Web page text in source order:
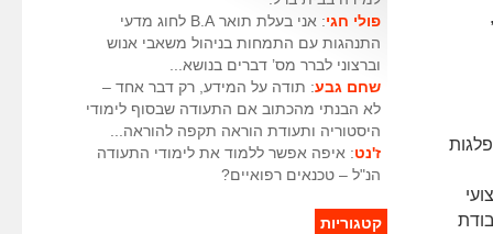
פולי חגי
: אני בעלת תואר B.A לחוג מדעי
התנהגות עם התמחות בניהול משאבי אנוש
וברצוני לברר מס’ דברים בנושא...
שחם גבע: תודה על המידע, רק דבר אחד –
לא הבנתי מהכתוב אם התעודה שבסוף לימודי
היסטוריה ותעודת הוראה תקפה להוראה...
ז'נט: איפה אפשר ללמוד את לימודי התעודה
הנ"ל – טכנאים רפואיים?
קטגוריות